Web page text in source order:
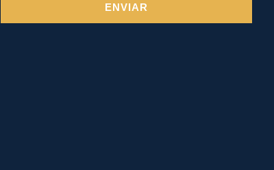
ENVIAR